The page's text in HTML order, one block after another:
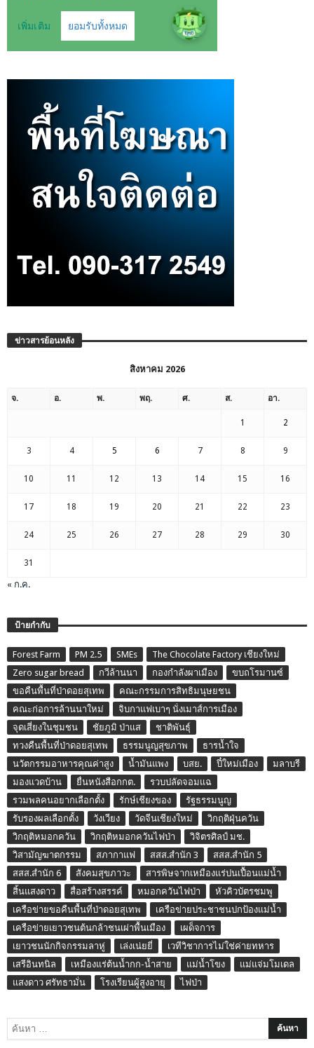
ข่าวสารย้อนหลัง
สิงหาคม 2026
จ. อ. พ. พฤ. ศ. ส. อา.
1 2
3 4 5 6 7 8 9
10 11 12 13 14 15 16
17 18 19 20 21 22 23
24 25 26 27 28 29 30
31
« ก.ค.
ป้ายกำกับ
Forest Farm PM 2.5 SMEs
The Chocolate Factory เชียงใหม่
Zero sugar bread
กวีล้านนา กองกำลังผาเมือง
ขบถโรมานซ์
ขอคืนพื้นที่ป่าดอยสุเทพ
คณะกรรมการสิทธิมนุษยชน
คณะก่อการล้านนาใหม่
จิบกาแฟเบาๆ นั่งเมาส์การเมือง
จุดเสี่ยงในชุมชน
ชัยภูมิ ป่าแส
ชาติพันธุ์
ทวงคืนพื้นที่ป่าดอยสุเทพ
ธรรมนูญสุขภาพ
ธารน้ำใจ
นวัตกรรมอาหารคุณค่าสูง
น้ำมันแพง บสย. ปี๋ใหม่เมือง
มลาบรี
มองแวดบ้าน
ยื่นหนังสือกกต.
รวบปลัดจอมแฉ
รวมพลคนอยากเลือกตั้ง
รักษ์เชียงของ
รัฐธรรมนูญ
รับรองผลเลือกตั้ง
วังเวียง วัดจีนเชียงใหม่
วิกฤติฝุ่นควัน
วิกฤติหมอกควัน
วิกฤติหมอกควันไฟป่า
วิจิตรศิลป์ มช.
วิสามัญฆาตกรรม
สภากาแฟ สสส.สำนัก 3
สสส.สำนัก 5
สสส.สำนัก 6
สังคมสุขภาวะ
สารพิษจากเหมืองแร่ปนเปื้อนแม่น้ำ
สิ้นแสงดาว
สื่อสร้างสรรค์ หมอกควันไฟป่า
หัวคิวบัตรชมพู
เครือข่ายขอคืนพื้นที่ป่าดอยสุเทพ
เครือข่ายประชาชนปกป้องแม่น้ำ
เครือข่ายเยาวชนต้นกล้าชนเผ่าพื้นเมือง
เผด็จการ
เยาวชนนักกิจกรรมลาหู่
เล่งเน่ยยี่
เวทีวิชาการไม่ใช่ค่ายทหาร
เสรีอินทนิล
เหมืองแร่ต้นน้ำกก-น้ำสาย แม่น้ำโขง
แม่แจ่มโมเดล
แสงดาว ศรัทธามั่น
โรงเรียนผู้สูงอายุ ไฟป่า